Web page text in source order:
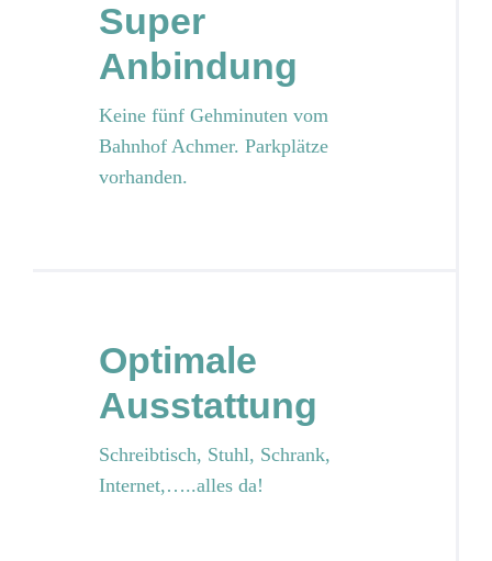
Super
Anbindung
Keine fünf Gehminuten vom
Bahnhof Achmer. Parkplätze
vorhanden.
Optimale
Ausstattung
Schreibtisch, Stuhl, Schrank,
Internet,…..alles da!